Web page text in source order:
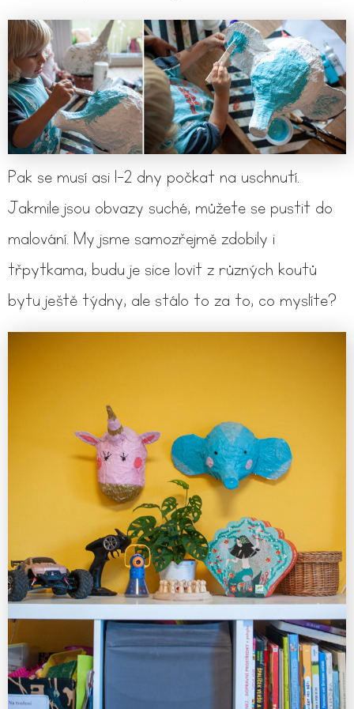
Pak se musí asi 1-2 dny počkat na uschnutí.
Jakmile jsou obvazy suché, můžete se pustit do
malování. My jsme samozřejmě zdobily i
třpytkama, budu je sice lovit z různých koutů
bytu ještě týdny, ale stálo to za to, co myslíte?